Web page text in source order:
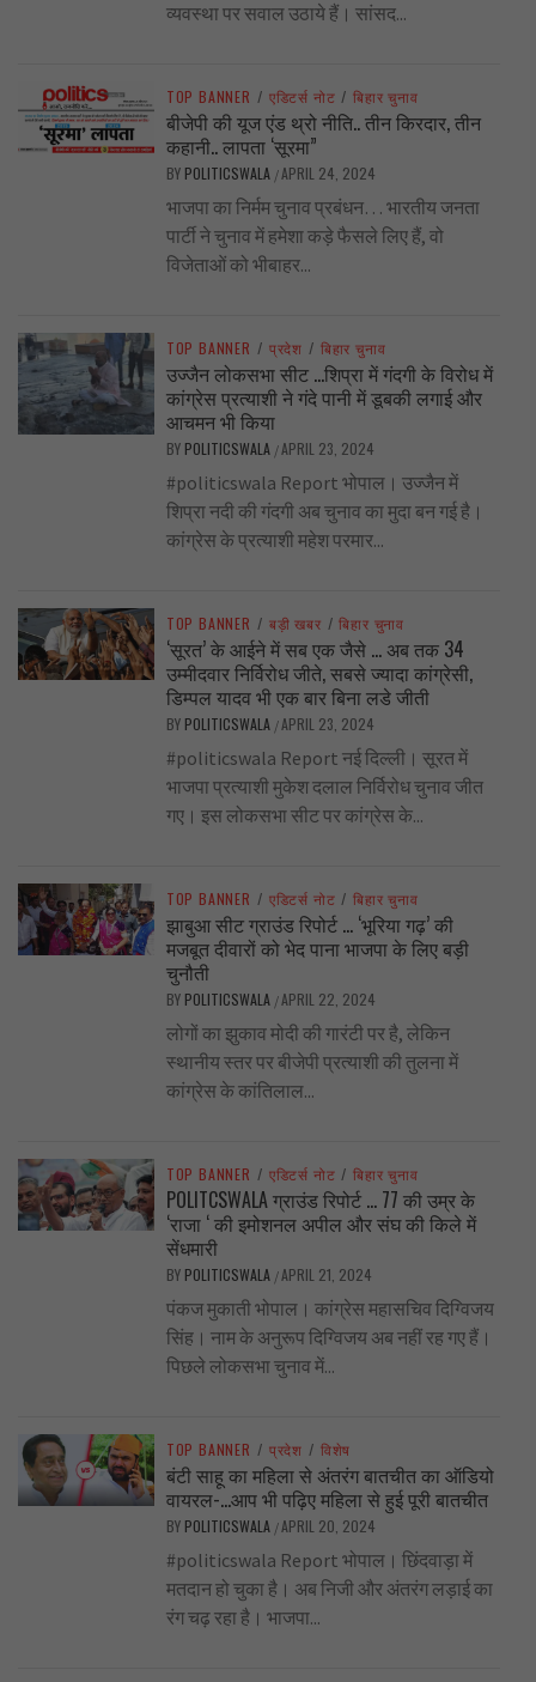
व्यवस्था पर सवाल उठाये हैं। सांसद...
TOP BANNER / एडिटर्स नोट / बिहार चुनाव
बीजेपी की यूज एंड थ्रो नीति.. तीन किरदार, तीन
कहानी.. लापता ‘सूरमा”
BY POLITICSWALA /APRIL 24, 2024
भाजपा का निर्मम चुनाव प्रबंधन… भारतीय जनता
पार्टी ने चुनाव में हमेशा कड़े फैसले लिए हैं, वो
विजेताओं को भीबाहर...
TOP BANNER / प्रदेश / बिहार चुनाव
उज्जैन लोकसभा सीट …शिप्रा में गंदगी के विरोध में
कांग्रेस प्रत्याशी ने गंदे पानी में डूबकी लगाई और
आचमन भी किया
BY POLITICSWALA /APRIL 23, 2024
#politicswala Report भोपाल। उज्जैन में
शिप्रा नदी की गंदगी अब चुनाव का मुदा बन गई है।
कांग्रेस के प्रत्याशी महेश परमार...
TOP BANNER / बड़ी खबर / बिहार चुनाव
‘सूरत’ के आईने में सब एक जैसे … अब तक 34
उम्मीदवार निर्विरोध जीते, सबसे ज्यादा कांग्रेसी,
डिम्पल यादव भी एक बार बिना लडे जीती
BY POLITICSWALA /APRIL 23, 2024
#politicswala Report नई दिल्ली। सूरत में
भाजपा प्रत्याशी मुकेश दलाल निर्विरोध चुनाव जीत
गए। इस लोकसभा सीट पर कांग्रेस के...
TOP BANNER / एडिटर्स नोट / बिहार चुनाव
झाबुआ सीट ग्राउंड रिपोर्ट … ‘भूरिया गढ़’ की
मजबूत दीवारों को भेद पाना भाजपा के लिए बड़ी
चुनौती
BY POLITICSWALA /APRIL 22, 2024
लोगों का झुकाव मोदी की गारंटी पर है, लेकिन
स्थानीय स्तर पर बीजेपी प्रत्याशी की तुलना में
कांग्रेस के कांतिलाल...
TOP BANNER / एडिटर्स नोट / बिहार चुनाव
POLITCSWALA ग्राउंड रिपोर्ट … 77 की उम्र के
‘राजा ‘ की इमोशनल अपील और संघ की किले में
सेंधमारी
BY POLITICSWALA /APRIL 21, 2024
पंकज मुकाती भोपाल। कांग्रेस महासचिव दिग्विजय
सिंह। नाम के अनुरूप दिग्विजय अब नहीं रह गए हैं।
पिछले लोकसभा चुनाव में...
TOP BANNER / प्रदेश / विशेष
बंटी साहू का महिला से अंतरंग बातचीत का ऑडियो
वायरल-…आप भी पढ़िए महिला से हुई पूरी बातचीत
BY POLITICSWALA /APRIL 20, 2024
#politicswala Report भोपाल। छिंदवाड़ा में
मतदान हो चुका है। अब निजी और अंतरंग लड़ाई का
रंग चढ़ रहा है। भाजपा...